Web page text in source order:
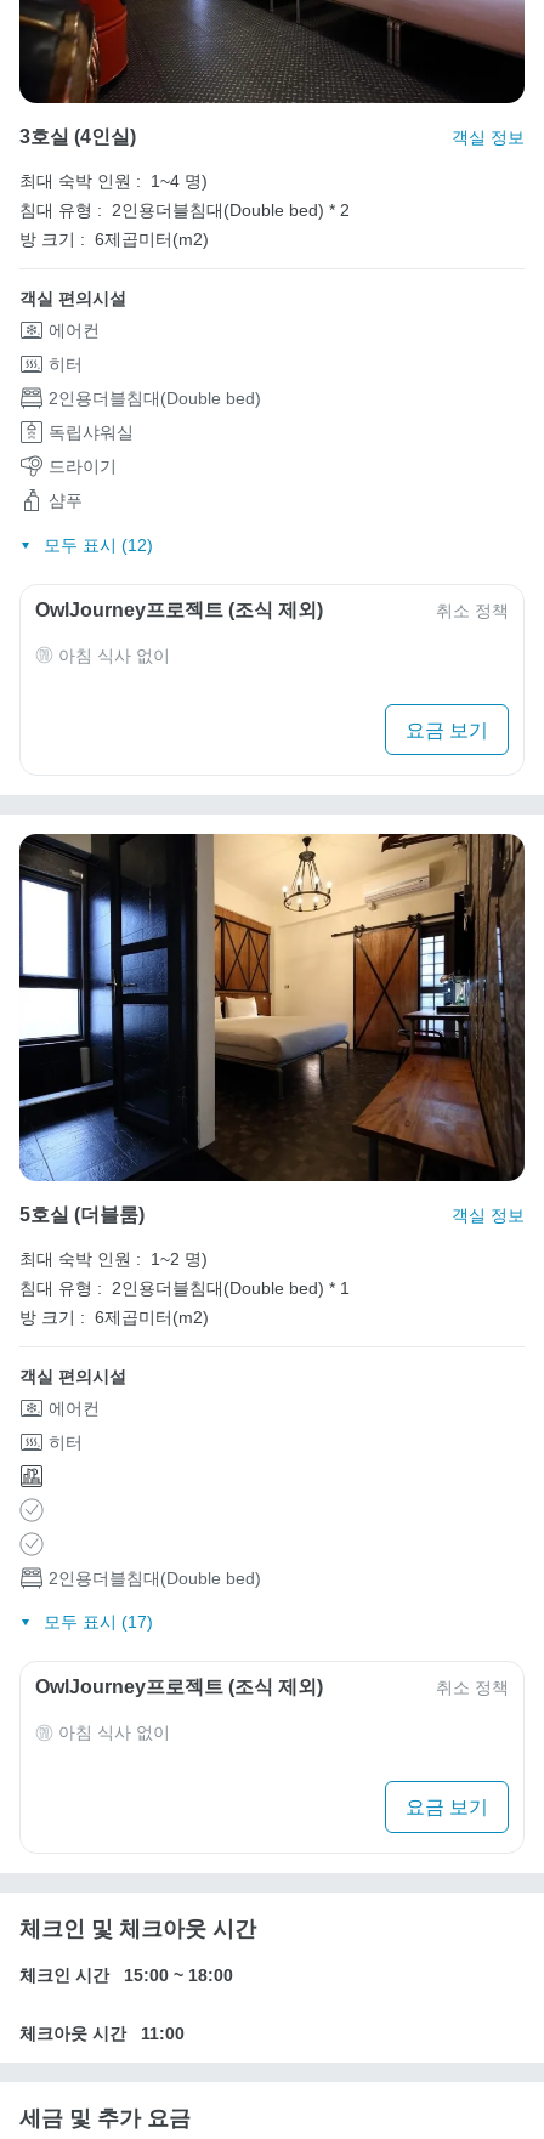
3호실 (4인실) 객실 정보
최대 숙박 인원 :
1~4 명)
침대 유형 :
2인용더블침대(Double bed) * 2
방 크기 : 6제곱미터(m2)
객실 편의시설
에어컨
히터
2인용더블침대(Double bed)
독립샤워실
드라이기
샴푸
모두 표시 (12)
OwlJourney프로젝트 (조식 제외) 취소 정책
아침 식사 없이
요금 보기
5호실 (더블룸) 객실 정보
최대 숙박 인원 :
1~2 명)
침대 유형 :
2인용더블침대(Double bed) * 1
방 크기 : 6제곱미터(m2)
객실 편의시설
에어컨
히터
2인용더블침대(Double bed)
모두 표시 (17)
OwlJourney프로젝트 (조식 제외) 취소 정책
아침 식사 없이
요금 보기
체크인 및 체크아웃 시간
체크인 시간 15:00 ~ 18:00
체크아웃 시간 11:00
세금 및 추가 요금